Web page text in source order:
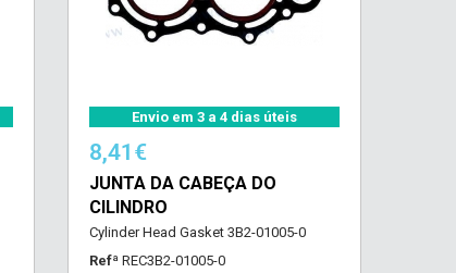
Envio em 3 a 4 dias úteis
8,41€
JUNTA DA CABEÇA DO
CILINDRO
Cylinder Head Gasket 3B2-01005-0
Refª REC3B2-01005-0